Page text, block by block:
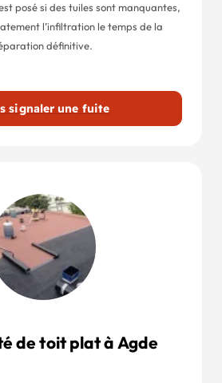
posé si des tuiles sont manquantes,
l’infiltration le temps de la
définitive.
signaler une fuite
de toit plat à Agde